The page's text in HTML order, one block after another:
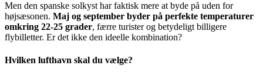
Men den spanske solkyst har faktisk mere at byde på uden for
højsæsonen. Maj og september byder på perfekte temperaturer
omkring 22-25 grader, færre turister og betydeligt billigere
flybilletter. Er det ikke den ideelle kombination?
Hvilken lufthavn skal du vælge?